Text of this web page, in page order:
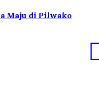
Maju di Pilwako